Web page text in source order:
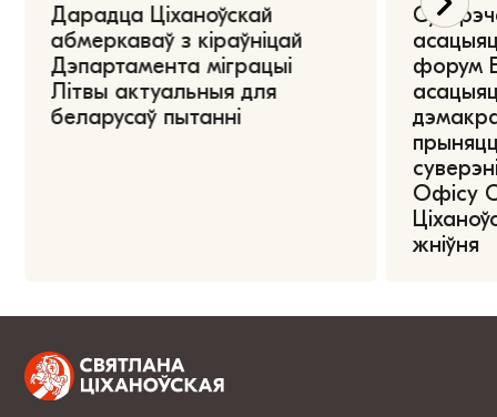
Дарадца Ціханоўскай
абмеркаваў з кіраўніцай
Дэпартамента міграцыі
Літвы актуальныя для
беларусаў пытанні
форум
Офісу
жніўня